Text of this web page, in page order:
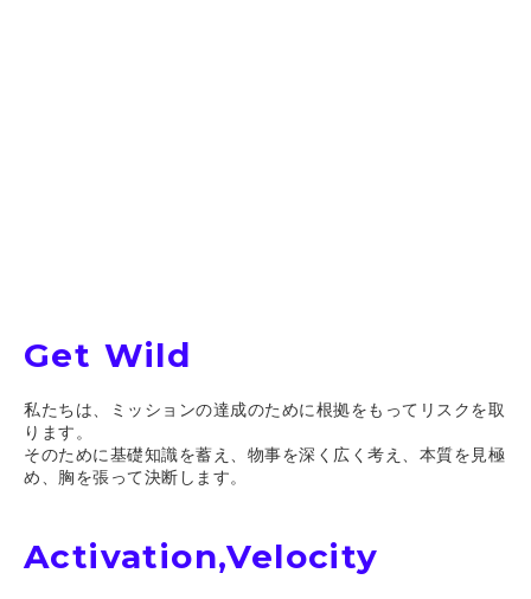
Get Wild
私たちは、ミッションの達成のために根拠をもってリスクを取
ります。
そのために基礎知識を蓄え、物事を深く広く考え、本質を見極
め、胸を張って決断します。
Activation,Velocity